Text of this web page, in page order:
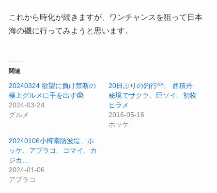
これから時化が続きますが、ワンチャンスを狙って日本
海の磯に行ってみようと思います。
関連
20240324 欲望に負け禁断の
極上グルメに手を出す😱
2024-03-24
グルメ
20日ぶりの釣行^^; 西積丹
秘境 でサクラ、巨ソイ、初物
ヒラメ
2016-05-16
ホッケ
20240106小樽南防波堤、ホ
ッケ、アブラコ、コマイ、カ
ジカ…
2024-01-06
アブラコ